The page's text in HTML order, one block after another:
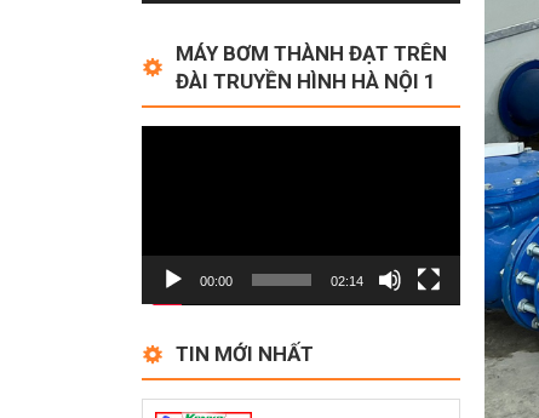
MÁY BƠM THÀNH ĐẠT TRÊN
ĐÀI TRUYỀN HÌNH HÀ NỘI 1
00:00 02:14
TIN MỚI NHẤT